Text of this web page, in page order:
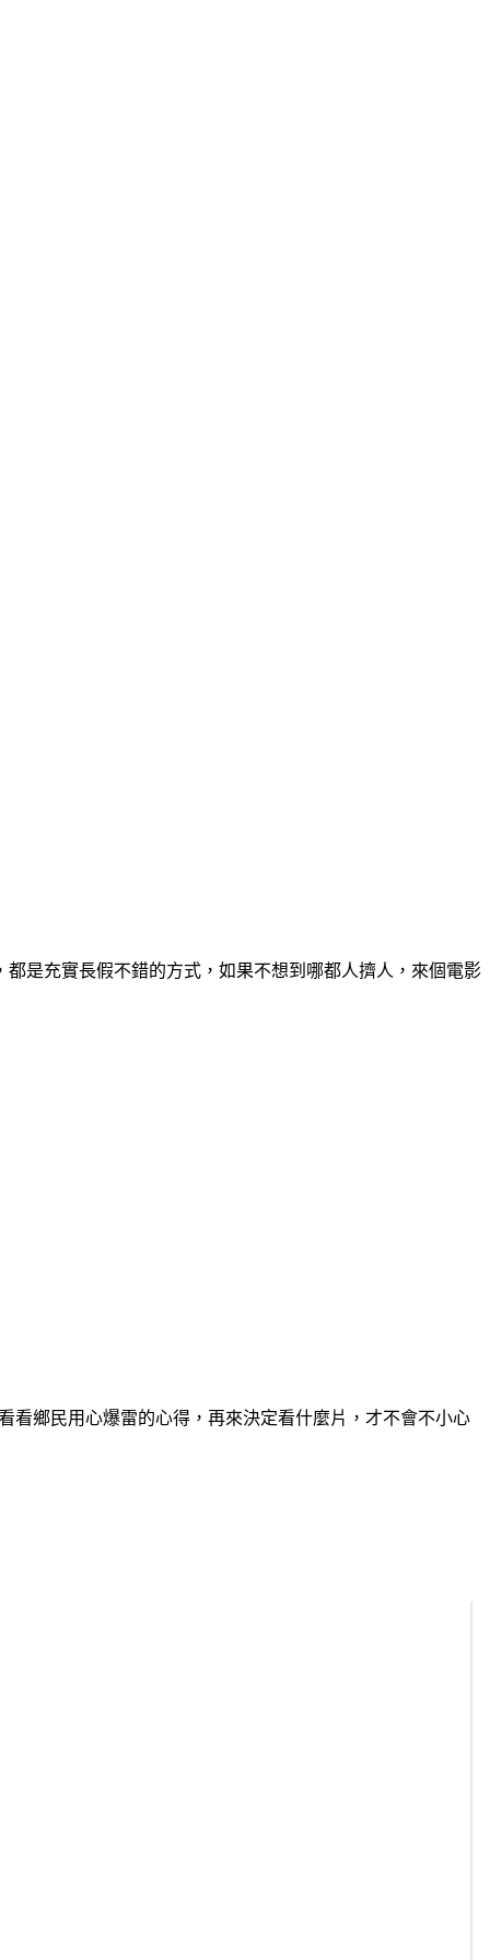
是充實長假不錯的方式，如果不想到哪都人擠人，來個電影
看鄉民用心爆雷的心得，再來決定看什麼片，才不會不小心